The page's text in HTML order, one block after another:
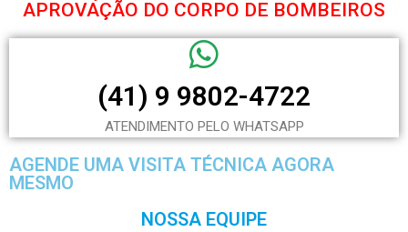
APROVAÇÃO DO CORPO DE BOMBEIROS
(41) 9 9802-4722
ATENDIMENTO PELO WHATSAPP
AGENDE UMA VISITA TÉCNICA AGORA
MESMO
NOSSA EQUIPE